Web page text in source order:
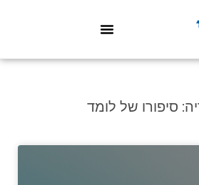
סיפורו של לומד